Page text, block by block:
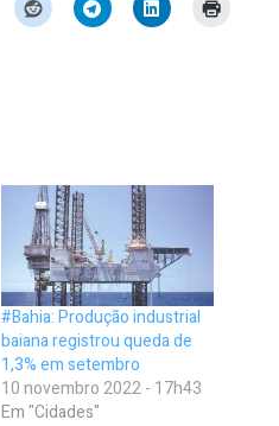
#Bahia: Produção industrial
baiana registrou queda de
1,3% em setembro
10 novembro 2022 - 17h43
Em "Cidades"